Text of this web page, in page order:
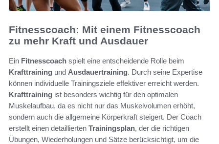
Fitnesscoach: Mit einem Fitnesscoach
zu mehr Kraft und Ausdauer
Ein Fitnesscoach spielt eine entscheidende Rolle beim
Krafttraining und Ausdauertraining. Durch seine Expertise
können individuelle Trainingsziele effektiver erreicht werden.
Krafttraining ist besonders wichtig für den optimalen
Muskelaufbau, da es nicht nur das Muskelvolumen erhöht,
sondern auch die allgemeine Körperkraft steigert. Der Coach
erstellt einen detaillierten Trainingsplan, der die richtigen
Übungen, Wiederholungen und Sätze berücksichtigt, um die